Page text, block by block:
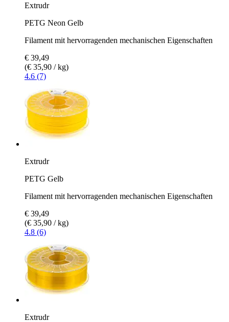
Extrudr
PETG Neon Gelb
Filament mit hervorragenden mechanischen Eigenschaften
€ 39,49
(€ 35,90 / kg)
4.6 (7)
Extrudr
PETG Gelb
Filament mit hervorragenden mechanischen Eigenschaften
€ 39,49
(€ 35,90 / kg)
4.8 (6)
Extrudr